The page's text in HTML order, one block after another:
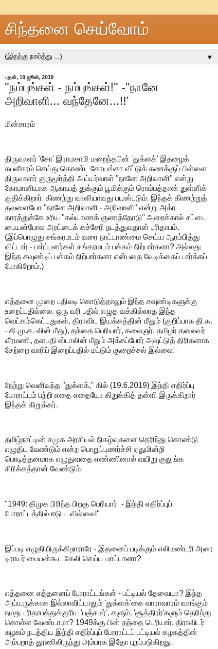
சிந்தனை செய்வோம்
▼
புதன், 19 ஜூன், 2019
"நம்புங்கள் - நம்புங்கள்!" -"நானே
அறிவாளி... வந்தேனே...!!'
மின்சாரம்
திருவாளர் 'சோ' இராமசாமி மறைந்தபின் 'துக்ளக்' இதழைக்
கபளீகரம் செய்து கொண்ட கோயங்கா வீட்டுக் கணக்குப் பிள்ளை
திருவாளர் குருமூர்த்தி அய்யர்வாள் "நானே அறிவாளி" என்று
கோமாளியாக ஆகாயத் துக்கும் பூமிக்கும் ரொம்பத்தான் துள்ளிக்
குதிக்கிறார். கிணற்று வாளியாவது பயன்படும். இந்தக் கிணற்றுத்
தவளையோ "நானே அறிவாளி - அறிவாளி" என்று அக்ர
காரத்துக்கே உரிய "கல்யாணக் குணத்தோடு" அரைக்கால் சட்டை
பையன்போல அரட்டைக் கச்சேரி நடத்துவதான் பரிதாபம்.
(இப்பொழுது சங்கரமடம் வரை நாட்டாண்மை செய்ய ஆரம்பித்து
விட்டார் - பார்ப்பனர்கள் சங்கரமடம் பக்கம் நிற்பார்களா? அல்லது
இந்த சவுண்டிப் பக்கம் நிற்பார்களா என்பதை வேடிக்கைப் பார்க்கப்
போகிறோம்.)
எத்தனை முறை பதிலடி கொடுத்தாலும் இந்த சவுண்டிகளுக்கு
உறைப்பதில்லை. ஒரு வரி பதில் எழுத வக்கில்லாத இந்த
வெட்கம்கெட்டதுகள், திராவிட இயக்கத்தின் மீதும் (குறிப்பாக தி.க.
- தி.மு.க. வின் மீது), தந்தை பெரியார், கலைஞர், தமிழர் தலைவர்
வீரமணி, தளபதி ஸ்டாலின் மீதும் அக்கப்போர் அவுட்டுத் திரிகளாக
சேற்றை வாரிப் இறைப்பதில் மட்டும் குறைச்சல் இல்லை.
நேற்று வெளிவந்த "துக்ளக்," கில் (19.6.2019) இந்தி எதிர்ப்பு
போராட்டம் பற்றி எதை எதையோ கிறுக்கித் தள்ளி இருக்கிறார்
இந்தக் கிறுக்கர்.
தமிழ்நாட்டின் சமுக அரசியல் நிகழ்வுகளை தெரிந்து கொண்டு
எழுதிட வேண்டும் என்ற பொறுப்புணர்ச்சி ஏதுமின்றி
பொடித்தனமாக எழுதுவதை எண்ணினால் வயிறு குலுங்க
சிரிக்கத்தான் வேண்டும்.
"1949: திமுக பிரிந்த பிறகு பெரியார் - இந்தி எதிர்ப்புப்
போராட்டத்தில் ஈடுபடவில்லை!"
இப்படி எழுதியிருக்கிறாராரே - இதனைப் படிக்கும் எலிமண்டரி அரை
டிராயர் பையன்கூட கேலி செய்ய மாட்டானா?
எத்தனை எத்தனைப் போராட்டங்கள் - பட்டியல் தேவையா? இந்த
அய்யருக்காக இல்லாவிட்டாலும் 'துக்ளக்'கை வாராவாரம் வாங்கும்
நமது பரிதாபத்துக்குரிய 'பஞ்சமர்', களும், 'சூத்திரர்'களும் தெரிந்து
கொள்ள வேண்டாமா? 1949க்கு பின் தந்தை பெரியார், திராவிடர்
கழகம் நடத்திய இந்தி எதிர்ப்புப் போராட்டப் பட்டியல் கழகத்தின்
அம்பறாத் தூணிலிருந்து அம்பாக இதோ புறப்படுகிறது.